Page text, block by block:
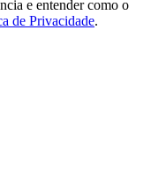
e entender como o
de Privacidade.